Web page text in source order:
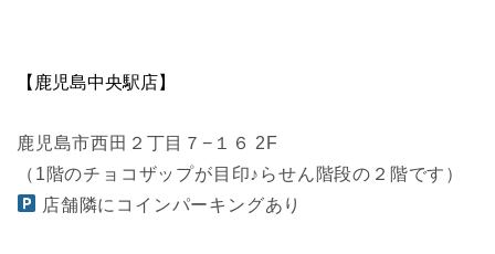
【鹿児島中央駅店】
鹿児島市西田２丁目７−１６ 2F
（1階のチョコザップが目印♪らせん階段の２階です）
店舗隣にコインパーキングあり